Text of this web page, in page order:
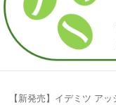
【新発売】イデミツ ア